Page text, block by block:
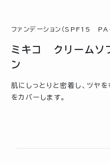
ファンデーション（SPF15
ミキコ クリームソ
ン
肌にしっとりと密着し、ツヤ
をカバーします。